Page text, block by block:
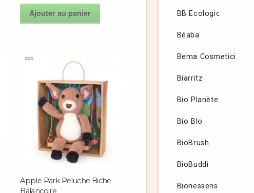
Ajouter au panier
Apple Park Peluche Biche
Balançoire
BB Ecologic
Béaba
Bema Cosmetici
Biarritz
Bio Planète
Bio Blo
BioBrush
BioBuddi
Bionessens